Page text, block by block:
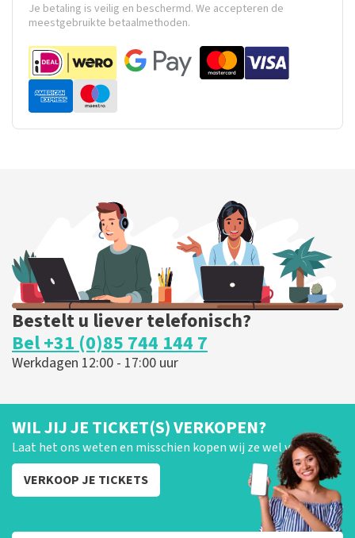
Je betaling is veilig en beschermd. We accepteren de
meestgebruikte betaalmethoden.
Bestelt u liever telefonisch?
Bel +31 (0)85 744 144 7
Werkdagen 12:00 - 17:00 uur
WIL JIJ JE TICKET(S) VERKOPEN?
Laat het ons weten en misschien kopen wij ze wel van je!
VERKOOP JE TICKETS